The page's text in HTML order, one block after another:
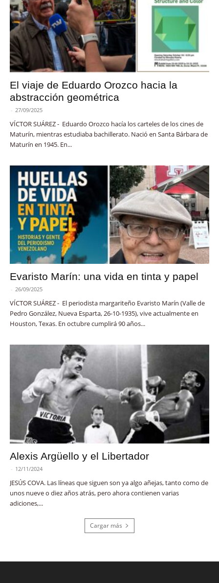
El viaje de Eduardo Orozco hacia la
abstracción geométrica
- 27/09/2025
VÍCTOR SUÁREZ - Eduardo Orozco hacía los carteles de los cines de
Maturín, mientras estudiaba bachillerato. Nació en Santa Bárbara de
Maturín en 1945. En...
Evaristo Marín: una vida en tinta y papel
- 26/09/2025
VÍCTOR SUÁREZ - El periodista margariteño Evaristo Marín (Valle de
Pedro González, Nueva Esparta, 26-10-1935), vive actualmente en
Houston, Texas. En octubre cumplirá 90 años...
Alexis Argüello y el Libertador
- 12/11/2024
JESÚS COVA. Las líneas que siguen son ya algo añejas, tanto como de
unos nueve o diez años atrás, pero ahora contienen varias
adiciones,...
Cargar más